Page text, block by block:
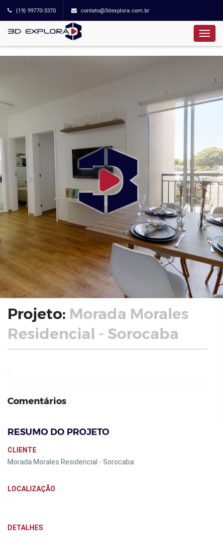
(19) 99770-3370 contato@3dexplora.com.br
Projeto: Morada Morales
Residencial - Sorocaba
Comentários
RESUMO DO PROJETO
CLIENTE
Morada Morales Residencial - Sorocaba
LOCALIZAÇÃO
DETALHES